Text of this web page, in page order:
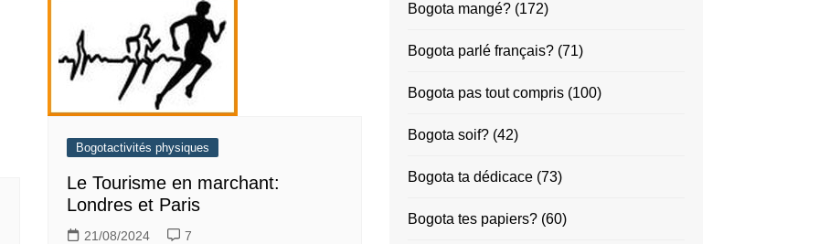
Bogotactivités physiques
Le Tourisme en marchant:
Londres et Paris
21/08/2024 7
Bogota mangé?(172)
Bogota parlé français?(71)
Bogota pas tout compris(100)
Bogota soif?(42)
Bogota ta dédicace(73)
Bogota tes papiers?(60)